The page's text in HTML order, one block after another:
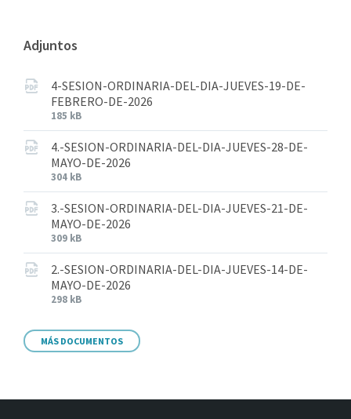
Adjuntos
4-SESION-ORDINARIA-DEL-DIA-JUEVES-19-DE-
FEBRERO-DE-2026
185 kB
4.-SESION-ORDINARIA-DEL-DIA-JUEVES-28-DE-
MAYO-DE-2026
304 kB
3.-SESION-ORDINARIA-DEL-DIA-JUEVES-21-DE-
MAYO-DE-2026
309 kB
2.-SESION-ORDINARIA-DEL-DIA-JUEVES-14-DE-
MAYO-DE-2026
298 kB
MÁS DOCUMENTOS